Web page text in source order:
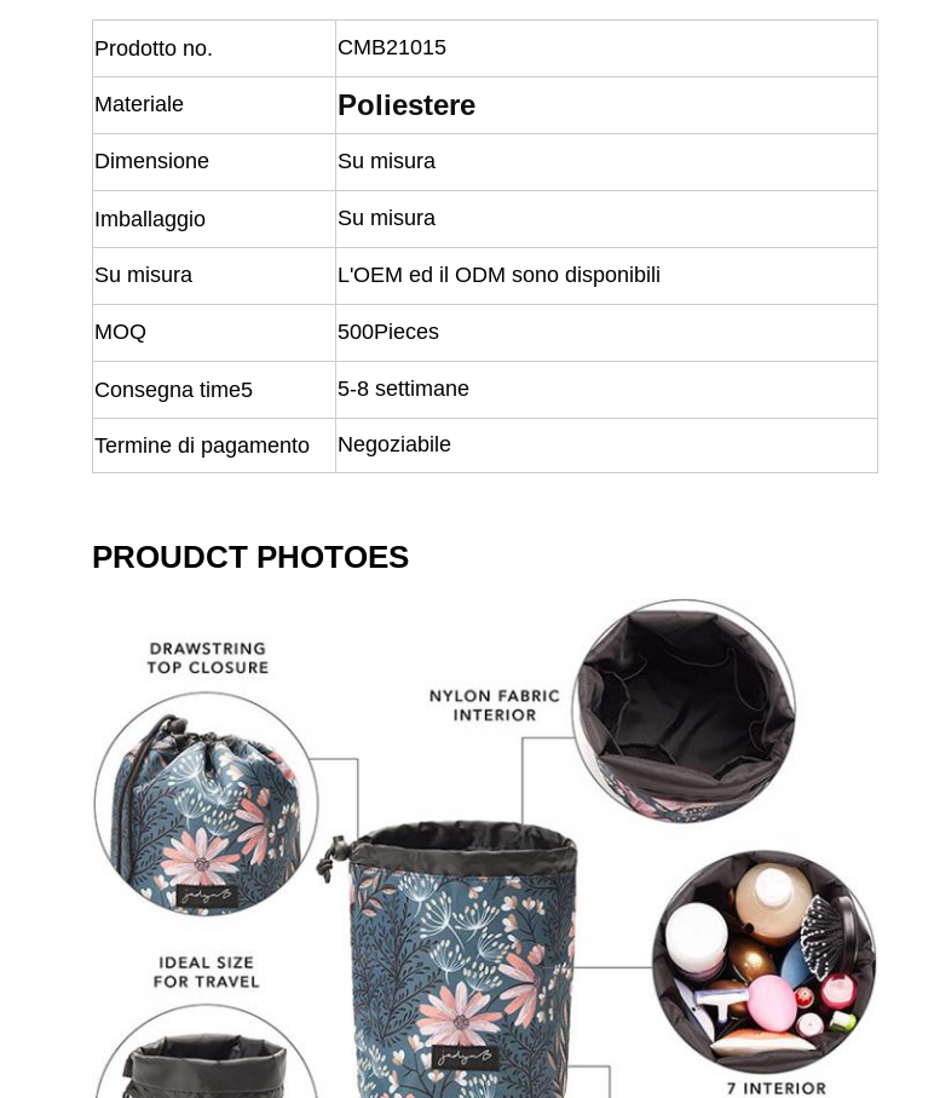
Prodotto no. CMB21015
Materiale Poliestere
Dimensione Su misura
Imballaggio Su misura
Su misura L'OEM ed il ODM sono disponibili
MOQ 500Pieces
Consegna time5 5-8 settimane
Termine di pagamento Negoziabile
PROUDCT PHOTOES